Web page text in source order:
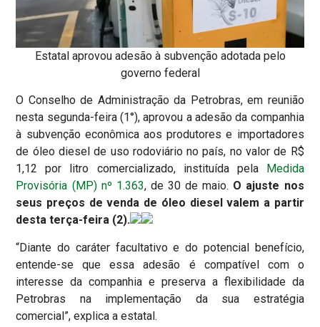
Estatal aprovou adesão à subvenção adotada pelo
governo federal
O Conselho de Administração da Petrobras, em reunião
nesta segunda-feira (1°), aprovou a adesão da companhia
à subvenção econômica aos produtores e importadores
de óleo diesel de uso rodoviário no país, no valor de R$
1,12 por litro comercializado, instituída pela
Medida
Provisória (MP) nº 1.363, de 30 de maio. O ajuste nos
seus preços de venda de óleo diesel valem a partir
desta terça-feira (2).
“Diante do caráter facultativo e do potencial benefício,
entende-se que essa adesão é compatível com o
interesse da companhia e preserva a flexibilidade da
Petrobras na implementação da sua estratégia
comercial”, explica a estatal.